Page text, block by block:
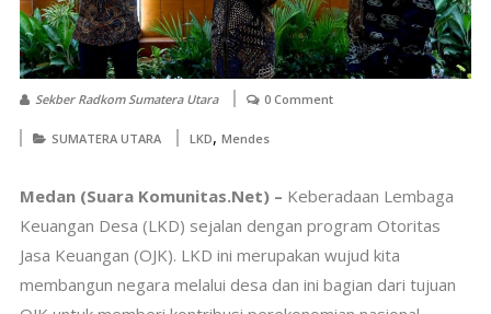
Sekber Radkom Sumatera Utara 0 Comment
SUMATERA UTARA LKD, Mendes
Medan (Suara Komunitas.Net) – Keberadaan Lembaga
Keuangan Desa (LKD) sejalan dengan program Otoritas
Jasa Keuangan (OJK). LKD ini merupakan wujud kita
membangun negara melalui desa dan ini bagian dari tujuan